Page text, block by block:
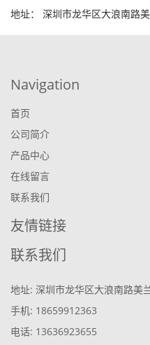
地址： 深圳市龙华区大浪南路
Navigation
首页
公司简介
产品中心
在线留言
联系我们
友情链接
联系我们
地址: 深圳市龙华区大浪南路美
手机: 18659912363
电话: 13636923655